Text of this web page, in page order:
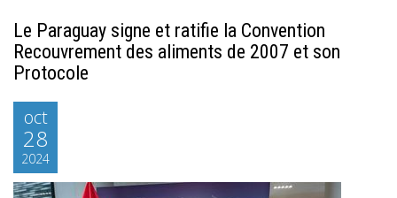
Le Paraguay signe et ratifie la Convention
Recouvrement des aliments de 2007 et son
Protocole
oct
28
2024